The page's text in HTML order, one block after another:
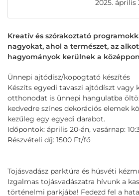
2025. április
Kreatív és szórakoztató
nagyokat, ahol a természet, az
hagyományok kerülnek a
Ünnepi ajtódísz/kopogtató készítés
Készíts egyedi tavaszi ajtódíszt vagy
otthonodat is ünnepi hangulatba
kedvedre színes dekorációs elemek
kezűleg egy egyedi darabot.
Időpontok: április 20-án, vasárnap:
Részvételi díj: 1500 Ft/fő
Tojásvadász parktúra és húsvéti
Izgalmas tojásvadászatra hívunk a
történelmi parkjába! Fedezd fel a